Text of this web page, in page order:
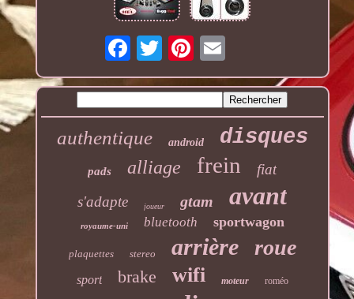
authentique android disques
pads alliage frein
fiat
s'adapte
joueur gtam avant
royaume-uni bluetooth sportwagon
plaquettes stereo arrière roue
sport brake wifi moteur roméo